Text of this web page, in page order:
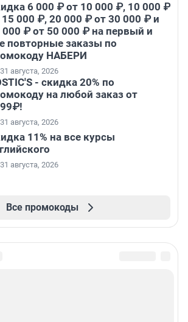
6 000 ₽ от 10 000 ₽, 10 000 ₽
15 000 ₽, 20 000 ₽ от 30 000 ₽ и
000 ₽ от 50 000 ₽ на первый и
повторные заказы по
НАБЕРИ
августа, 2026
- скидка 20% по
на любой заказ от
августа, 2026
11% на все курсы
августа, 2026
Все промокоды